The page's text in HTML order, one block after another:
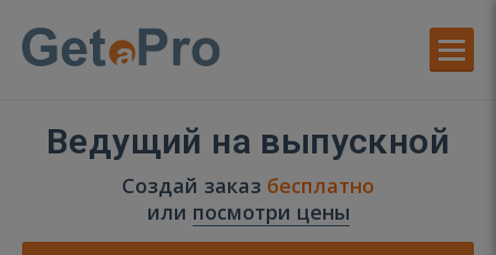
Ведущий на выпускной
Создай заказ бесплатно
или посмотри цены